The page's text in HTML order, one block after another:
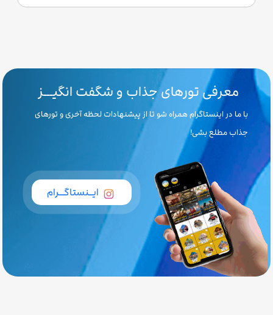
معرفی تورهای جذاب و شگفت انگیـــز
با ما در اینستاگرام همراه شو تا از پیشنهادات لحظه آخری و تورهای
جذاب مطلع بشی!
ایــنستاگـــرام